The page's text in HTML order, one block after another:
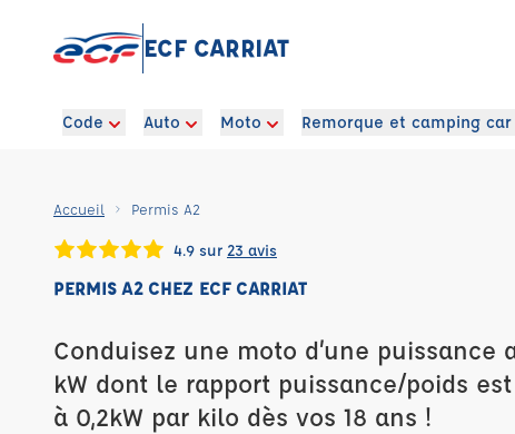
ECF CARRIAT
Code Auto Moto Remorque et camping car
Accueil Permis A2
4.9 sur 23 avis
PERMIS A2 CHEZ ECF CARRIAT
Conduisez une moto d’une puissance
kW dont le rapport puissance/poids
à 0,2kW par kilo dès vos 18 ans !